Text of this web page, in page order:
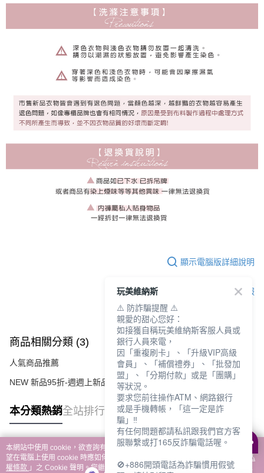
顯示電腦版詳細說明
客服
商品相關分類 (3)
人氣商品推薦
NEW 新品95折-週週上新品 🏝️盛夏新品
本分類熱銷全站排行
熱門標籤
本網站中使用 cookie，欲查詢有關本網站使用 cookie 方式之詳情，及若您不希
望在電腦上使用 cookie 時應如何變更電腦的 cookie 設定，請參閱本網站「
隱私
權條款 」之 Cookie 聲明。您繼續使用本網站即表示您同意本公司得按本網站使
玩美維納斯
⚠️ 防詐騙提醒 ⚠️
親愛的甜心您好：
如接獲自稱玩美維納斯客服人員或
銀行人員來電，
因「重複刷卡」、「升級VIP高級
會員」、「補償禮券」、「批發加
盟」、「分期付款」或是「團購」
等狀況。
要求您前往操作ATM、網路銀行
或是手機轉帳，「這一定是詐
騙」‼️
有任何問題都請私訊跟我們官方客
服聯繫或打165反詐騙電話喔。
🚫+886開頭電話為詐騙慣用假號